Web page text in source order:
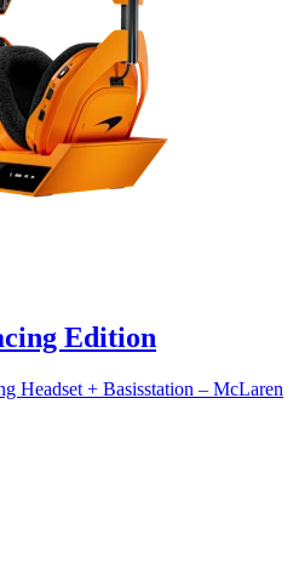
Edition
Headset + Basisstation – McLaren